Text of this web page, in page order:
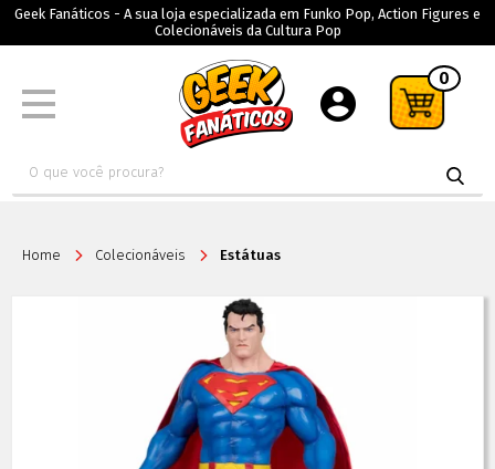
Geek Fanáticos - A sua loja especializada em Funko Pop, Action Figures e
Colecionáveis da Cultura Pop
0
Home Colecionáveis Estátuas